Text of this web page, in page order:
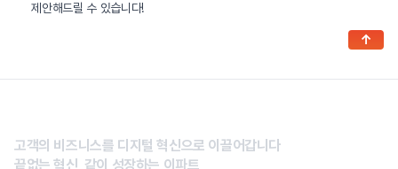
제안해드릴 수 있습니다!
고객의 비즈니스를 디지털 혁신으로 이끌어갑니다
끝없는 혁신, 같이 성장하는 이파트
↑